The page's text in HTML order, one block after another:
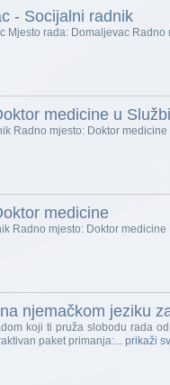
- Socijalni radnik
Mjesto rada: Domaljevac
medicine u
Radno mjesto: Doktor
medicine
Radno mjesto: Doktor
njemačkom jeziku
koji ti pruža slobodu rada
paket primanja:... prikaži